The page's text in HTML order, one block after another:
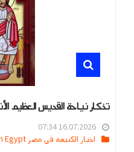
تذكار نياحة القديس العظيم
16.07.2026 07:34
اخبار الكنيسه في مصر Church news in Egypt